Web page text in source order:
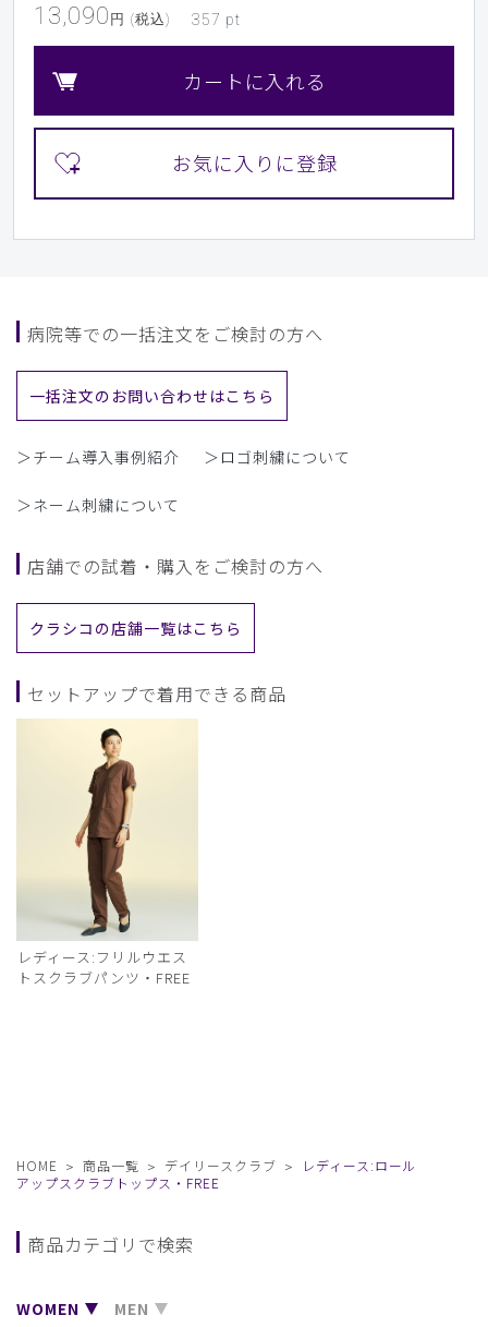
13,090 円 (税込) 357 pt
カートに入れる
病院等での一括注文をご検討の方へ
一括注文のお問い合わせはこちら
＞チーム導入事例紹介 ＞ロゴ刺繍について
＞ネーム刺繍について
店舗での試着・購入をご検討の方へ
クラシコの店舗一覧はこちら
セットアップで着用できる商品
レディース:フリルウエス
トスクラブパンツ・FREE
HOME 商品一覧 デイリースクラブ
レディース:ロール
アップスクラブトップス・FREE
商品カテゴリで検索
WOMEN MEN